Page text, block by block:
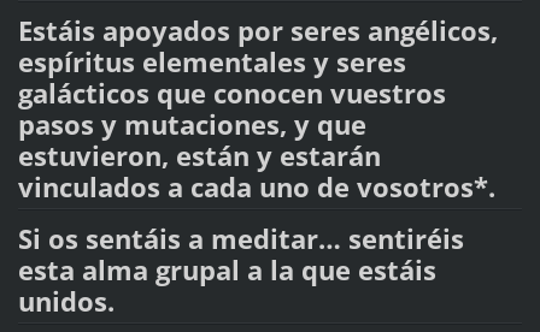
Estáis apoyados por seres angélicos,
espíritus elementales y seres
galácticos que conocen vuestros
pasos y mutaciones, y que
estuvieron, están y estarán
vinculados a cada uno de vosotros*.
Si os sentáis a meditar… sentiréis
esta alma grupal a la que estáis
unidos.